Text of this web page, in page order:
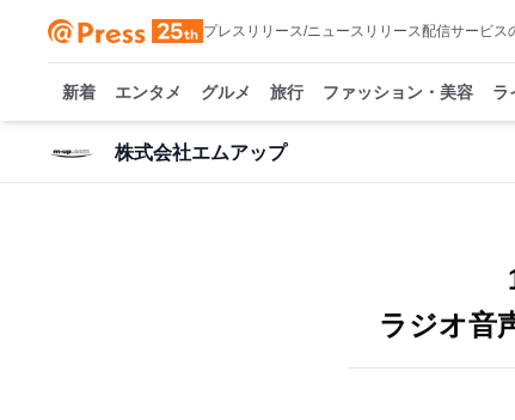
プレスリリース/ニュースリリース配信サービス
新着 エンタメ グルメ 旅行 ファッション・美容 ラ
株式会社エムアップ
ラジオ音